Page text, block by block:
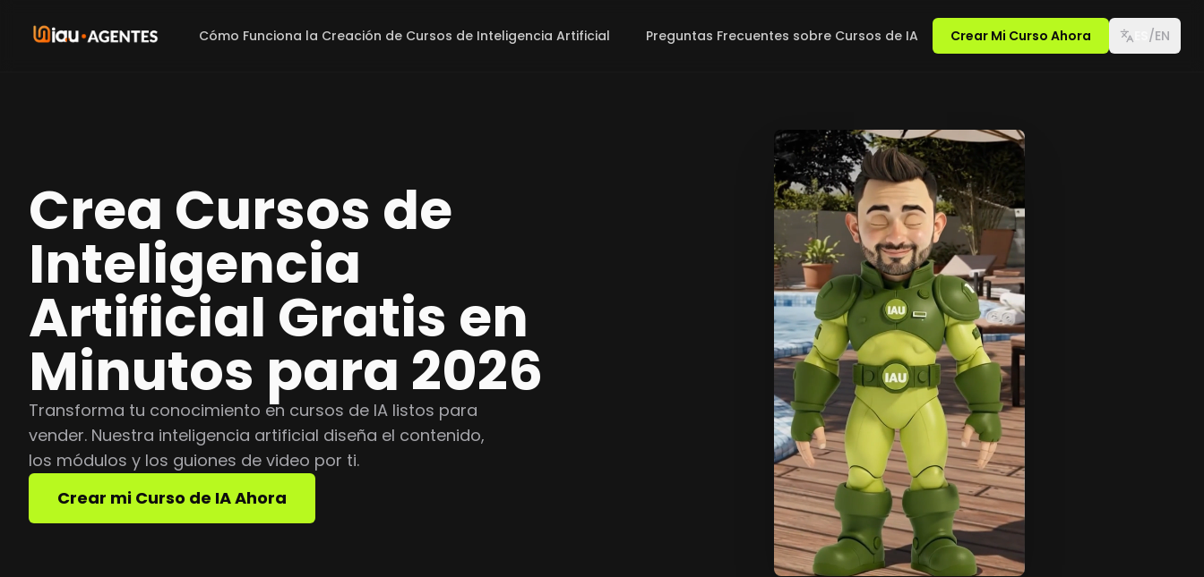
Cómo Funciona la Creación de Cursos de Inteligencia Artificial Preguntas Frecuentes sobre Cursos de IA Crear Mi Curso Ahora /EN
Crea Cursos de
Inteligencia
Artificial Gratis en
Minutos para 2026
Transforma tu conocimiento en cursos de IA listos para
vender. Nuestra inteligencia artificial diseña el contenido,
los módulos y los guiones de video por ti.
Crear mi Curso de IA Ahora